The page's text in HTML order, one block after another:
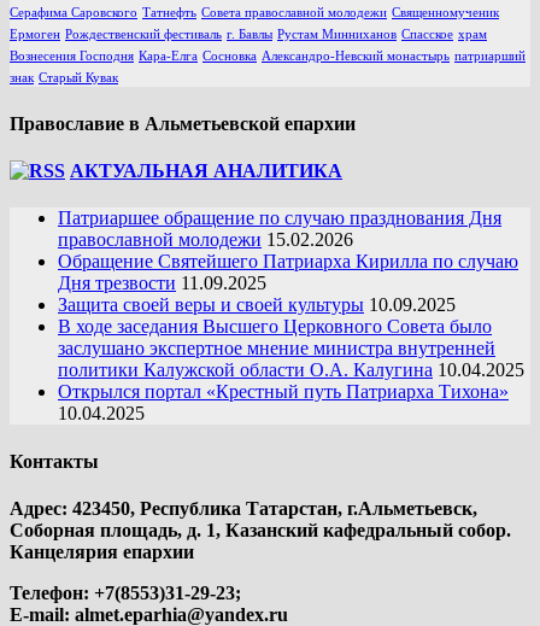
Серафима Саровского Татнефть Совета православной молодежи Священномученик
Ермоген Рождественский фестиваль г. Бавлы Рустам Минниханов Спасское храм
Вознесения Господня Кара-Елга Сосновка Александро-Невский монастырь патриарший
знак Старый Кувак
Православие в Альметьевской епархии
АКТУАЛЬНАЯ АНАЛИТИКА
Патриаршее обращение по случаю празднования Дня
православной молодежи 15.02.2026
Обращение Святейшего Патриарха Кирилла по случаю
Дня трезвости 11.09.2025
Защита своей веры и своей культуры 10.09.2025
В ходе заседания Высшего Церковного Совета было
заслушано экспертное мнение министра внутренней
политики Калужской области О.А. Калугина 10.04.2025
Открылся портал «Крестный путь Патриарха Тихона»
10.04.2025
Контакты
Адрес: 423450, Республика Татарстан, г.Альметьевск,
Соборная площадь, д. 1, Казанский кафедральный собор.
Канцелярия епархии
Телефон: +7(8553)31-29-23;
E-mail: almet.eparhia@yandex.ru